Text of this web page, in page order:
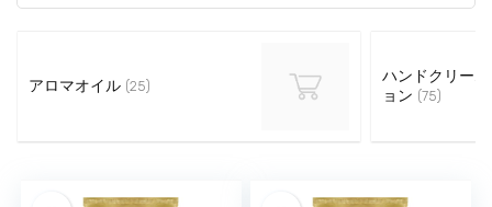
アロマオイル (25)
ハンドクリー
ョン (75)